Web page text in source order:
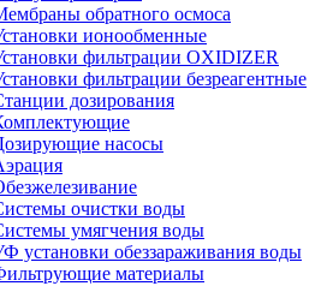
обратного осмоса
ионообменные
фильтрации OXIDIZER
фильтрации безреагентные
дозирования
насосы
очистки воды
умягчения воды
установки обеззараживания воды
материалы